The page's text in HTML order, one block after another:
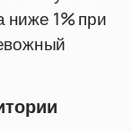
ниже 1% при